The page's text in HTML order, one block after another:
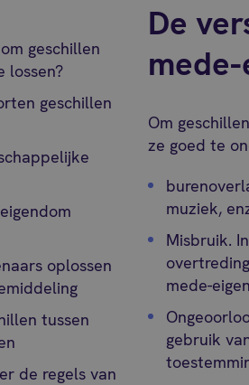
geschillen
lossen?
geschillen
oplossen
tussen
de regels van
De
Om
ze goed te
muziek,
Misbruik.
mede-
gebruik